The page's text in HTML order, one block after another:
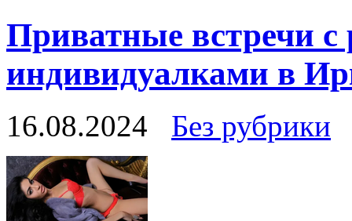
Приватные встречи
индивидуалками в
16.08.2024 Без рубрики